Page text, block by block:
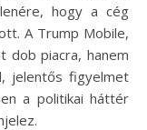
hogy a cég
A Trump Mobile,
dob piacra, hanem
jelentős figyelmet
a politikai háttér